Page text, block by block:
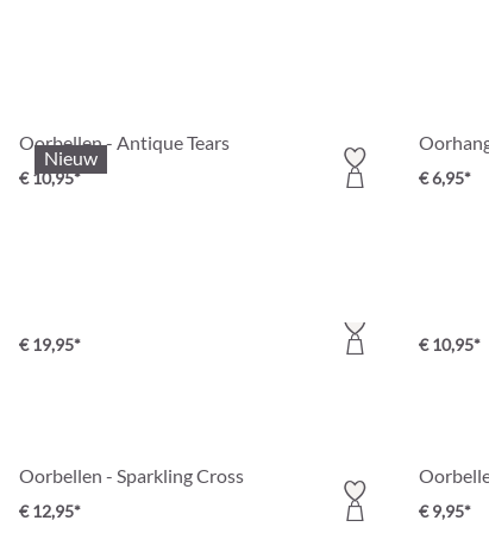
Nieuw
Oorbellen - Antique Tears
€ 10,95* € 6,95*
€ 19,95* € 10,95*
Oorbellen - Sparkling Cross
€ 12,95* € 9,95*